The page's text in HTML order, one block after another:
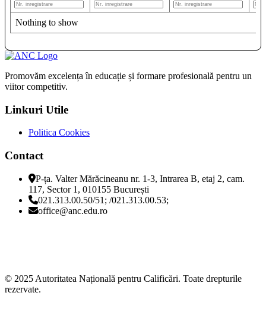
Nothing to show
Promovăm excelența în educație și formare profesională pentru un
viitor competitiv.
Linkuri Utile
Politica Cookies
Contact
P-ța. Valter Mărăcineanu nr. 1-3, Intrarea B, etaj 2, cam.
117, Sector 1, 010155 București
021.313.00.50/51; /021.313.00.53;
office@anc.edu.ro
© 2025 Autoritatea Națională pentru Calificări. Toate drepturile
rezervate.